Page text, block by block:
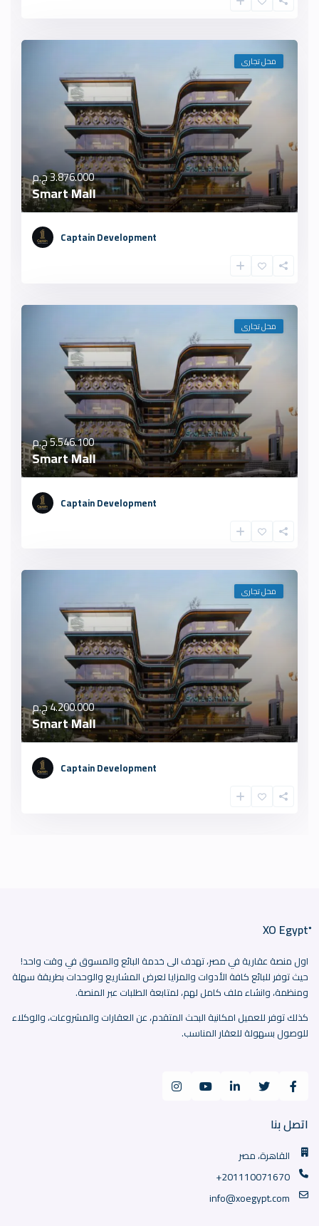
محل تجارى
3.876.000 ج.م
Smart Mall
Captain Development
محل تجارى
5.546.100 ج.م
Smart Mall
Captain Development
محل تجارى
4.200.000 ج.م
Smart Mall
Captain Development
اول منصة عقارية في مصر، تهدف الى خدمة البائع والمسوق في وقت واحد!
حيث توفر للبائع كافة الأدوات والمزايا لعرض المشاريع والوحدات بطريقة سهلة
ومنظمة، وانشاء ملف كامل لهم، لمتابعة الطلبات عبر المنصة.
كذلك توفر للعميل امكانية البحث المتقدم، عن العقارات والمشروعات، والوكلاء
للوصول بسهولة للعقار المناسب.
اتصل بنا
القاهرة، مصر
+201110071670
info@xoegypt.com